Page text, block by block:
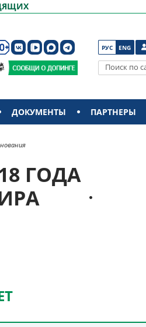
РУС ENG
Поиск по
ДОКУМЕНТЫ ПАРТНЕРЫ
ГОДА